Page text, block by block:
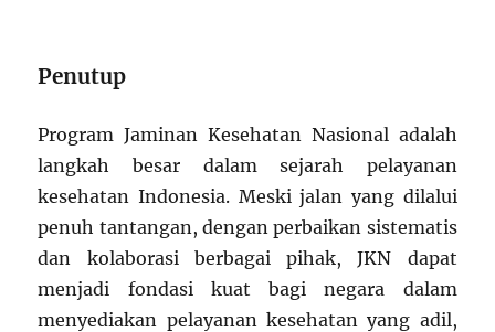
Penutup
Program Jaminan Kesehatan Nasional adalah
langkah besar dalam sejarah pelayanan
kesehatan Indonesia. Meski jalan yang dilalui
penuh tantangan, dengan perbaikan sistematis
dan kolaborasi berbagai pihak, JKN dapat
menjadi fondasi kuat bagi negara dalam
menyediakan pelayanan kesehatan yang adil,